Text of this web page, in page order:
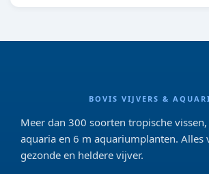
BOVIS VIJVERS &
Meer dan 300 soorten tropische
aquaria en 6 m aquariumplanten. Alles
gezonde en heldere vijver.